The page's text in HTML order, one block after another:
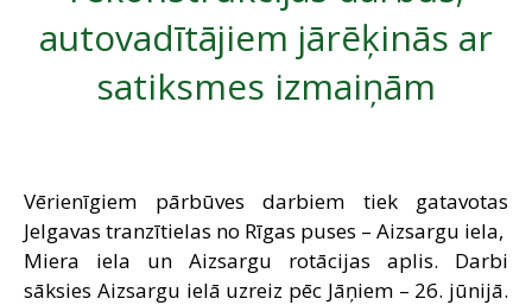
KONTAKTI
autovadītājiem jārēķinās ar
satiksmes izmaiņām
Vērienīgiem pārbūves darbiem tiek gatavotas
Jelgavas tranzītielas no Rīgas puses – Aizsargu iela,
Miera iela un Aizsargu rotācijas aplis. Darbi
sāksies Aizsargu ielā uzreiz pēc Jāņiem – 26. jūnijā.